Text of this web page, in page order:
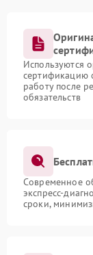
Используются
сертификацию
работу после
обязательств
Современное
экспресс-
сроки,